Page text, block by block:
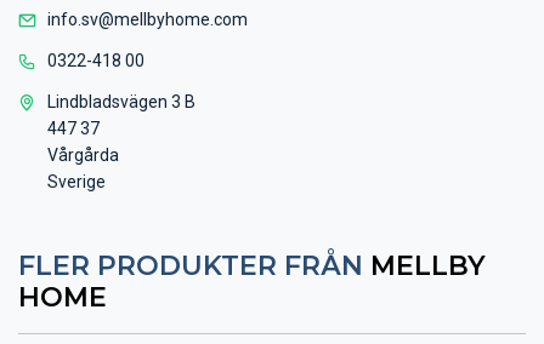
info.sv@mellbyhome.com
0322-418 00
Lindbladsvägen 3 B
447 37
Vårgårda
Sverige
FLER PRODUKTER FRÅN MELLBY
HOME